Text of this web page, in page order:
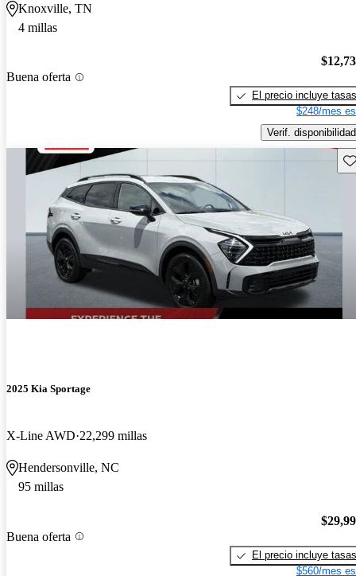
Knoxville, TN
4 millas
Buena oferta
El precio incluye tasas
$248/mes
Verif. disponibilidad
2025 Kia Sportage
X-Line AWD 22,299 millas
Hendersonville, NC
95 millas
Buena oferta
El precio incluye tasas
$560/mes